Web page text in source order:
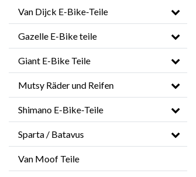
Van Dijck E-Bike-Teile
Gazelle E-Bike teile
Giant E-Bike Teile
Mutsy Räder und Reifen
Shimano E-Bike-Teile
Sparta / Batavus
Van Moof Teile